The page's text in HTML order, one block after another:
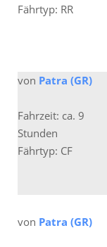
Fährtyp: RR
von Patra (GR)
Fahrzeit: ca. 9
Stunden
Fährtyp: CF
von Patra (GR)